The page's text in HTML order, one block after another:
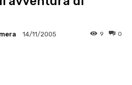
14/11/2005 0
9